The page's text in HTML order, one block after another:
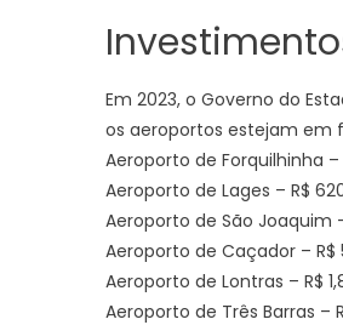
Em 2023, o Governo do
os aeroportos estejam em
Aeroporto de Forquilhinha –
Aeroporto de Lages – R$
Aeroporto de São Joaquim
Aeroporto de Caçador – R$
Aeroporto de Lontras – R$
Aeroporto de Três Barras –